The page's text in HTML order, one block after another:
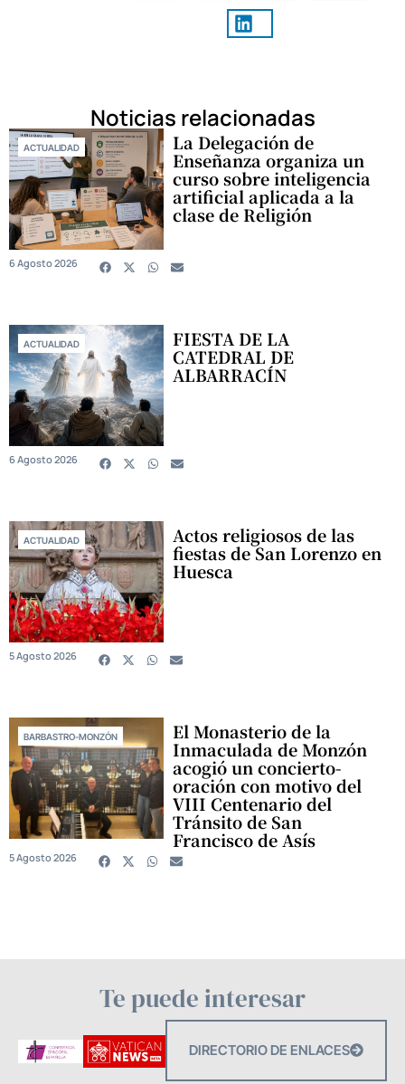
Noticias relacionadas
ACTUALIDAD La Delegación de
Enseñanza organiza un
curso sobre inteligencia
artificial aplicada a la
clase de Religión
6 Agosto 2026
ACTUALIDAD FIESTA DE LA
CATEDRAL DE
ALBARRACÍN
6 Agosto 2026
ACTUALIDAD Actos religiosos de las
fiestas de San Lorenzo en
Huesca
5 Agosto 2026
BARBASTRO-MONZÓN El Monasterio de la
Inmaculada de Monzón
acogió un concierto-
oración con motivo del
VIII Centenario del
Tránsito de San
Francisco de Asís
5 Agosto 2026
Te puede interesar
DIRECTORIO DE ENLACES